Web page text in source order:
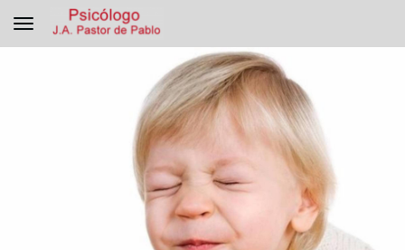
Toggle navigation